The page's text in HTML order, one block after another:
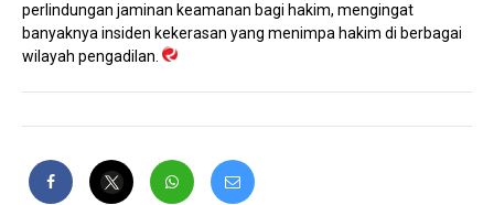
perlindungan jaminan keamanan bagi hakim, mengingat
banyaknya insiden kekerasan yang menimpa hakim di berbagai
wilayah pengadilan.